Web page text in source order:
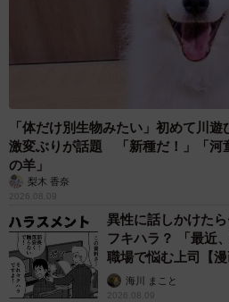
「体だけ別生物みたい」初めて川
激変ぶりが話題 「新種だ！」「河
の羊」
梨木 香奈
2026.08.09
異性に話しかけた
フキハラ？ 「最近
職場で悩む上司【漫
海川 まこと
2026.08.09